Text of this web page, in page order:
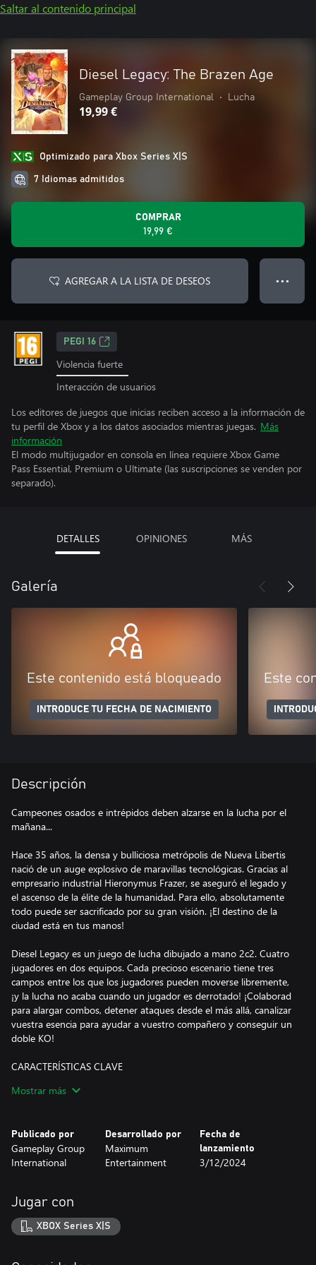
Saltar al contenido principal
Diesel Legacy: The Brazen Age
Gameplay Group International • Lucha
19,99 €
Optimizado para Xbox Series X|S
7 Idiomas admitidos
COMPRAR
19,99 €
AGREGAR A LA LISTA DE DESEOS ● ● ●
PEGI 16
Violencia fuerte
Interacción de usuarios
Los editores de juegos que inicias reciben acceso a la información de
tu perfil de Xbox y a los datos asociados mientras juegas. Más
información
El modo multijugador en consola en línea requiere Xbox Game
Pass Essential, Premium o Ultimate (las suscripciones se venden por
separado).
DETALLES OPINIONES MÁS
Galería
Este contenido está bloqueado
INTRODUCE TU FECHA DE NACIMIENTO
Este
Descripción
Campeones osados e intrépidos deben alzarse en la lucha por el
mañana...
Hace 35 años, la densa y bulliciosa metrópolis de Nueva Libertis
nació de un auge explosivo de maravillas tecnológicas. Gracias al
empresario industrial Hieronymus Frazer, se aseguró el legado y
el ascenso de la élite de la humanidad. Para ello, absolutamente
todo puede ser sacrificado por su gran visión. ¡El destino de la
ciudad está en tus manos!
Diesel Legacy es un juego de lucha dibujado a mano 2c2. Cuatro
jugadores en dos equipos. Cada precioso escenario tiene tres
campos entre los que los jugadores pueden moverse libremente,
¡y la lucha no acaba cuando un jugador es derrotado! ¡Colaborad
para alargar combos, detener ataques desde el más allá, canalizar
vuestra esencia para ayudar a vuestro compañero y conseguir un
doble KO!
CARACTERÍSTICAS CLAVE
personajes a través de sus historias únicas en un universo en
Peleas repletas de acción 2c2. ¡Cuatro jugadores escogen entre
un elenco de 10 personajes dinámicos y se enfrentan
Una batalla, tres zonas. Marea a tus oponentes en más de 10
escenarios llenos de detalles. Salta y corre entre zona para
aumentar la ventaja y llevar la lucha a una nueva dimensión.
Mostrar más
Publicado por
Gameplay Group
International
Desarrollado por
Maximum
Entertainment
Fecha de
lanzamiento
3/12/2024
Jugar con
XBOX Series X|S